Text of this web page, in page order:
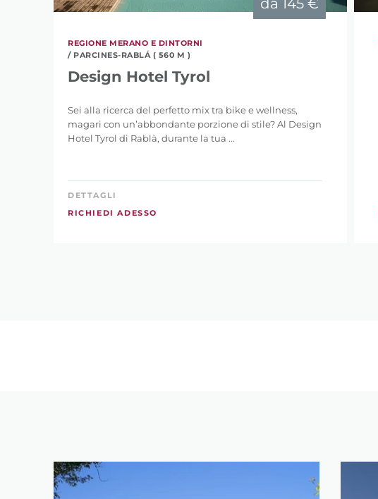
da 145 €
REGIONE MERANO E DINTORNI
/ PARCINES-RABLÁ ( 560 M )
Design Hotel Tyrol
Sei alla ricerca del perfetto mix tra bike e wellness,
magari con un’abbondante porzione di stile? Al Design
Hotel Tyrol di Rablà, durante la tua ...
DETTAGLI
RICHIEDI ADESSO